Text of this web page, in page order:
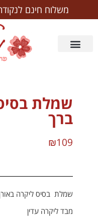
משלוח חינם לנקודת
שמלת
ברך
₪109
שמלת בסיס ליקרה
מבד ליקרה עדין